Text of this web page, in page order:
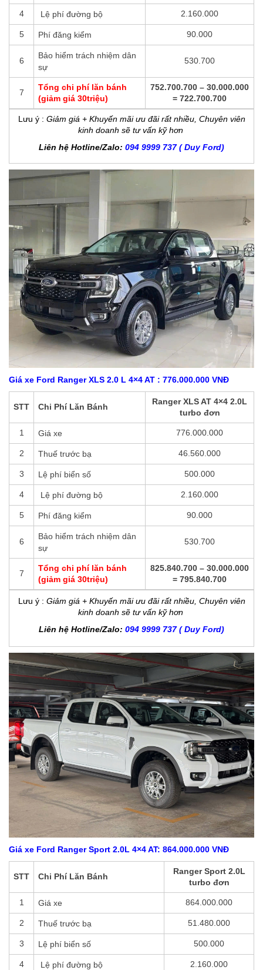
4 Lệ phí đường bộ 2.160.000
5 Phí đăng kiểm 90.000
6
Bảo hiểm trách nhiệm dân
sự
530.700
7
Tổng chi phí lăn bánh
(giảm giá 30triệu)
752.700.700 – 30.000.000
= 722.700.700
Lưu ý: Giảm giá + Khuyến mãi ưu đãi rất nhiều, Chuyên viên
kinh doanh sẽ tư vấn kỹ hơn
Liên hệ Hotline/Zalo: 094 9999 737 ( Duy Ford)
Giá xe Ford Ranger XLS 2.0 L 4×4 AT : 776.000.000 VNĐ
STT Chi Phí Lăn Bánh
Ranger XLS AT 4×4 2.0L
turbo đơn
1 Giá xe 776.000.000
2 Thuế trước bạ 46.560.000
3 Lệ phí biển số 500.000
4 Lệ phí đường bộ 2.160.000
5 Phí đăng kiểm 90.000
6
Bảo hiểm trách nhiệm dân
sự
530.700
7
Tổng chi phí lăn bánh
(giảm giá 30triệu)
825.840.700 – 30.000.000
= 795.840.700
Lưu ý: Giảm giá + Khuyến mãi ưu đãi rất nhiều, Chuyên viên
kinh doanh sẽ tư vấn kỹ hơn
Liên hệ Hotline/Zalo: 094 9999 737 ( Duy Ford)
Giá xe Ford Ranger Sport 2.0L 4×4AT: 864.000.000 VNĐ
STT Chi Phí Lăn Bánh
Ranger Sport 2.0L
turbo đơn
1 Giá xe 864.000.000
2 Thuế trước bạ 51.480.000
3 Lệ phí biển số 500.000
4 Lệ phí đường bộ 2.160.000